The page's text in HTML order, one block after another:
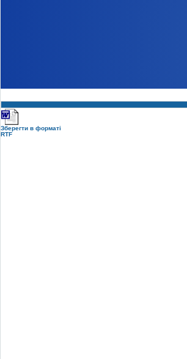
Зберегти в форматі
RTF